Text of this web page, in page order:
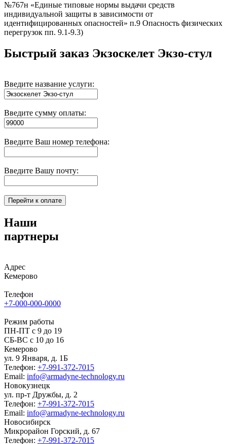
№767н «Единые типовые нормы выдачи средств
индивидуальной защиты в зависимости от
идентифицированных опасностей» п.9 Опасность физических
перегрузок пп. 9.1-9.3)
Быстрый заказ Экзоскелет Экзо-стул
Введите название услуги:
Введите сумму оплаты:
Введите Ваш номер телефона:
Введите Вашу почту:
Наши
партнеры
Адрес
Кемерово
Телефон
+7-000-000-0000
Режим работы
ПН-ПТ с 9 до 19
СБ-ВС с 10 до 16
Кемерово
ул. 9 Января, д. 1Б
Телефон: +7-991-372-7015
Email: info@armadyne-technology.ru
Новокузнецк
ул. пр-т Дружбы, д. 2
Телефон: +7-991-372-7015
Email: info@armadyne-technology.ru
Новосибирск
Микрорайон Горский, д. 67
Телефон: +7-991-372-7015